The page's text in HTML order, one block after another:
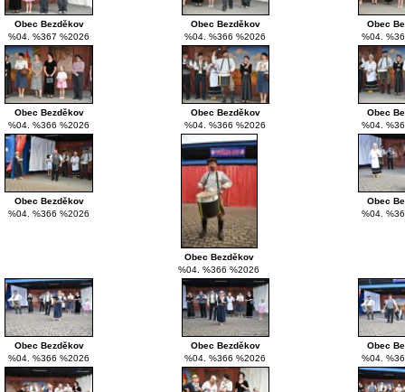
Obec Bezděkov
%04. %367 %2026
Obec Bezděkov
%04. %366 %2026
Obec
%04.
Obec Bezděkov
%04. %366 %2026
Obec Bezděkov
%04. %366 %2026
Obec
%04.
Obec Bezděkov
%04. %366 %2026
Obec Bezděkov
%04. %366 %2026
Obec
%04.
Obec Bezděkov
%04. %366 %2026
Obec Bezděkov
%04. %366 %2026
Obec
%04.